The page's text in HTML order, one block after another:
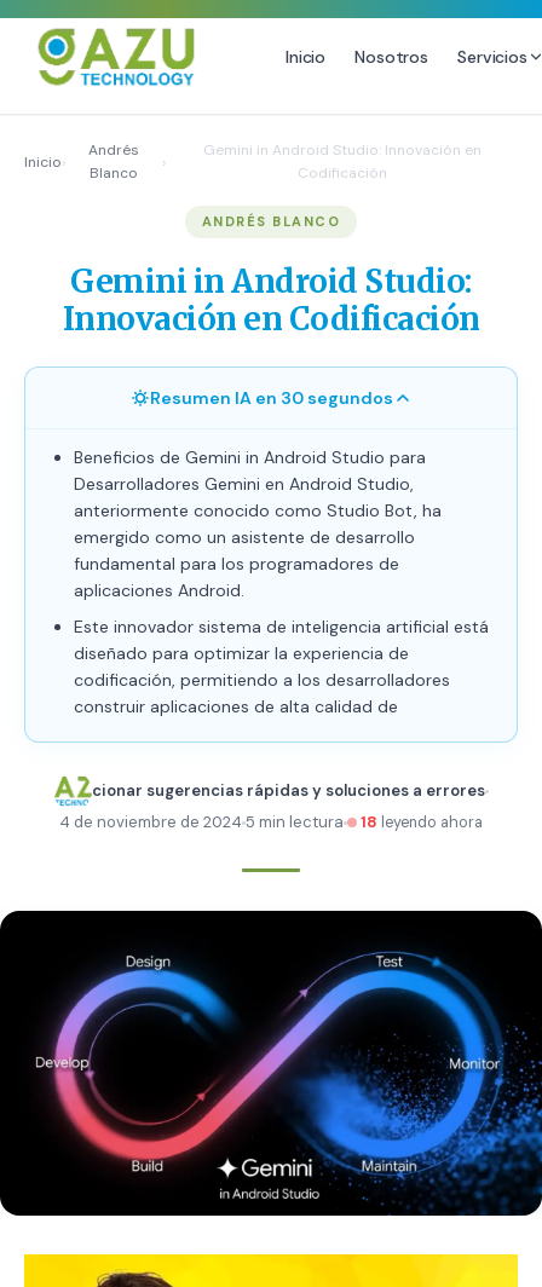
Inicio Nosotros Servicios
Email Marketing y SMS
Growth Youtube ↗
Producción de Videos
Inicio›
Andrés
Blanco
›
Gemini in Android Studio: Innovación en
Codificación
ANDRÉS BLANCO
Gemini in Android Studio:
Innovación en Codificación
Resumen IA en 30 segundos
Beneficios de Gemini in Android Studio para
Desarrolladores Gemini en Android Studio,
anteriormente conocido como Studio Bot, ha
emergido como un asistente de desarrollo
fundamental para los programadores de
aplicaciones Android.
Este innovador sistema de inteligencia artificial está
diseñado para optimizar la experiencia de
codificación, permitiendo a los desarrolladores
construir aplicaciones de alta calidad de
cionar sugerencias rápidas y soluciones a errores
4 de noviembre de 2024 5 min lectura 18 leyendo ahora